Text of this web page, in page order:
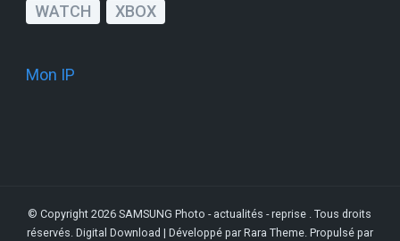
WATCH
XBOX
Mon IP
© Copyright 2026SAMSUNG Photo - actualités - reprise . Tous droits
réservés. Digital Download | Développé par Rara Theme . Propulsé par